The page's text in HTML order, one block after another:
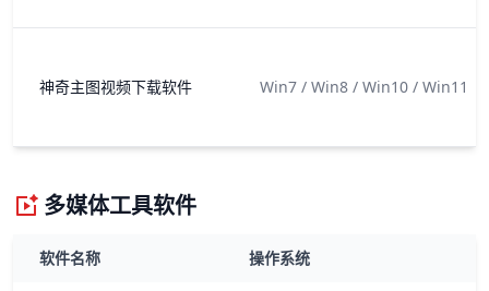
神奇主图视频下载软件 Win7 / Win8 / Win10 / Win11
多媒体工具软件
软件名称 操作系统